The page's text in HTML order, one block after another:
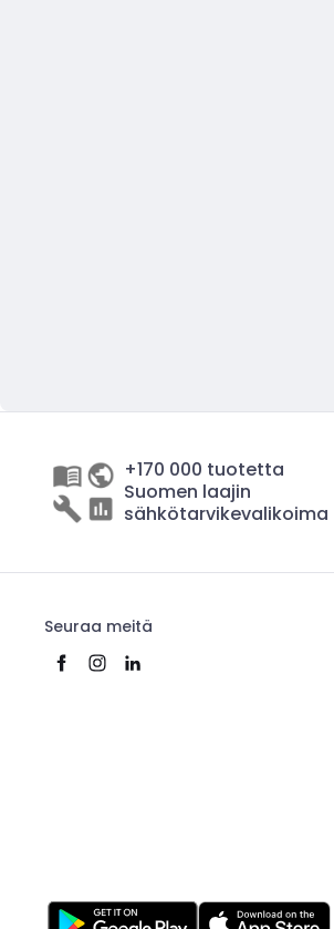
+170 000 tuotetta
Suomen laajin
sähkötarvikevalikoima
Seuraa meitä